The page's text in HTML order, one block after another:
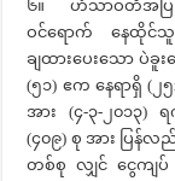
၆။ ဟံသာဝတီအပြ
ဝင်ရောက် နေထိုင်သူ
ချထားပေးသော ပဲ
(၅၁) ဧက နေရာရှိ (၂
အား (၄-၃-၂၀၁၃)
(၄၀၉) စု အား ပြန်လ
တစ်စု လျှင် ငွေကျပ်